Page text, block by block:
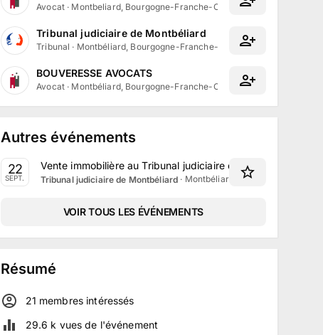
Avocat · Montbeliard, Bourgogne-Franche-Comté
Tribunal judiciaire de Montbéliard
Tribunal · Montbéliard, Bourgogne-Franche-Comté
BOUVERESSE AVOCATS
Avocat · Montbéliard, Bourgogne-Franche-Comté
Autres événements
22
SEPT.
Vente immobilière au Tribunal judiciaire de Montbéliard le
Tribunal judiciaire de Montbéliard · Montbéliard, Bourgogne-
VOIR TOUS LES ÉVÉNEMENTS
Résumé
21 membresintéressés
29.6 k vues de l'événement